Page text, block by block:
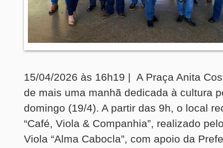
15/04/2026 às 16h19 | A Praça Anita
de mais uma manhã dedicada à cultura
domingo (19/4). A partir das 9h, o local
“Café, Viola & Companhia”, realizado
Viola “Alma Cabocla”, com apoio da